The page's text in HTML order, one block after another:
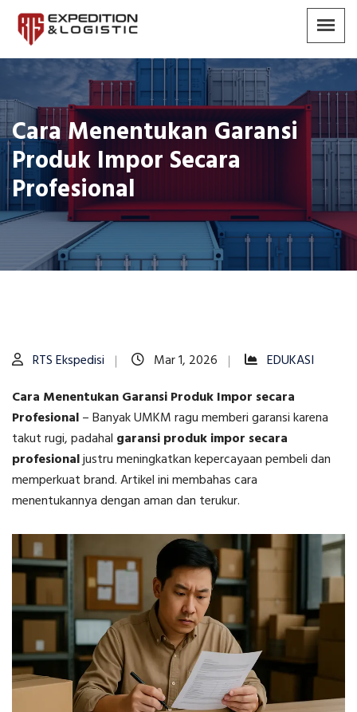
Cara Menentukan Garansi
Produk Impor Secara
Profesional
RTS Ekspedisi Mar 1, 2026
EDUKASI
Cara Menentukan Garansi Produk Impor secara
Profesional–Banyak UMKM ragu memberi garansi karena
takut rugi, padahal garansi produk impor secara
profesionaljustru meningkatkan kepercayaan pembeli dan
memperkuat brand. Artikel ini membahas cara
menentukannya dengan aman dan terukur.